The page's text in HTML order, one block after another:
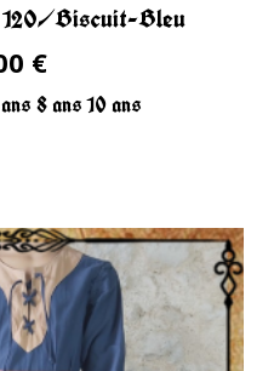
120/Biscuit-Bleu
€
8 ans10 ans